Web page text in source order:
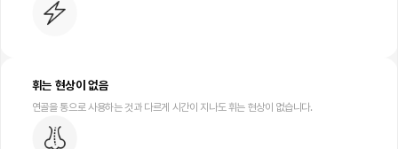
휘는 현상이 없음
연골을 통으로 사용하는 것과 다르게 시간이 지나도 휘는 현상이 없습니다.